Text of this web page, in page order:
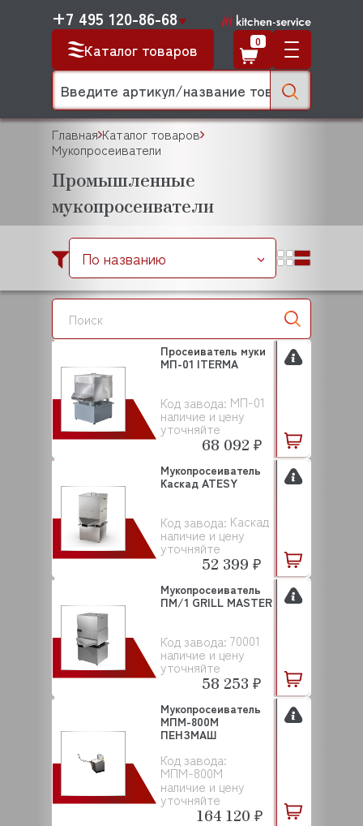
Каталог товаров
+7 495 120-86-68
0
Главная Каталог товаров
Мукопросеиватели
Промышленные
мукопросеиватели
По названию
Код завода: МП-01
наличие и цену
уточняйте
Просеиватель муки
МП-01 ITERMA
68 092 ₽
Код завода: Каскад
наличие и цену
уточняйте
Мукопросеиватель
Каскад ATESY
52 399 ₽
Код завода: 70001
наличие и цену
уточняйте
Мукопросеиватель
ПМ/1 GRILL MASTER
58 253 ₽
Код завода:
МПМ-800М
наличие и цену
уточняйте
Мукопросеиватель
МПМ-800М
ПЕНЗМАШ
164 120 ₽